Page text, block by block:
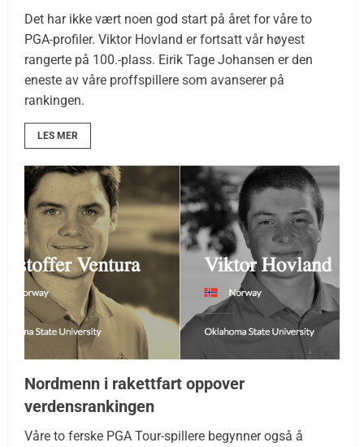
Det har ikke vært noen god start på året for våre to
PGA-profiler. Viktor Hovland er fortsatt vår høyest
rangerte på 100.-plass. Eirik Tage Johansen er den
eneste av våre proffspillere som avanserer på
rankingen.
LES MER
Nordmenn i rakettfart oppover
verdensrankingen
Våre to ferske PGA Tour-spillere begynner også å